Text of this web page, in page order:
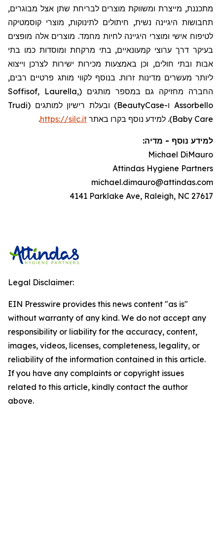
מתכננת, מייצרת ומשווקת מוצרים לבריחת שתן אצל מבוגרים,
תחבושות היגיינה נשית, חיתולים לתינוקות, מוצרי קוסמטיקה
לטיפוח אישי ומוצרי היגיינה לחיות מחמד. מוצרים אלה מופצים
בעיקר דרך ערוצי קמעונאיים, בתי מרקחת ומוסדות כמו בתי
אבות ובתי חולים, וכן באמצעות מכירות ישירות לצרכן וייצוא
ליותר מעשרים מדינות זרות. בנוסף לקווי מותג פרטיים רבים,
החברה מחזיקה גם במספר מותגים (Soffisof, Laurella,
Assorbello ו-BeautyCase) ובעלת רישיון למותגים (Trudi
Baby Care). למידע נוסף בקרו באתר
https://silc.it
.
למידע נוסף - מדיה:
Michael DiMauro
Attindas Hygiene Partners
michael.dimauro@attindas.com
4141 Parklake Ave, Raleigh, NC 27617
Legal Disclaimer:
EIN Presswire provides this news content "as is"
without warranty of any kind. We do not accept any
responsibility or liability for the accuracy, content,
images, videos, licenses, completeness, legality, or
reliability of the information contained in this article.
If you have any complaints or copyright issues
related to this article, kindly contact the author
above.